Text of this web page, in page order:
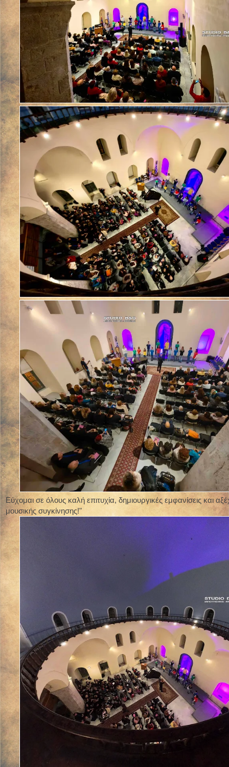
Εύχομαι σε όλους καλή επιτυχία, δημιουργικές εμφανίσεις και
μουσικής συγκίνησης!"